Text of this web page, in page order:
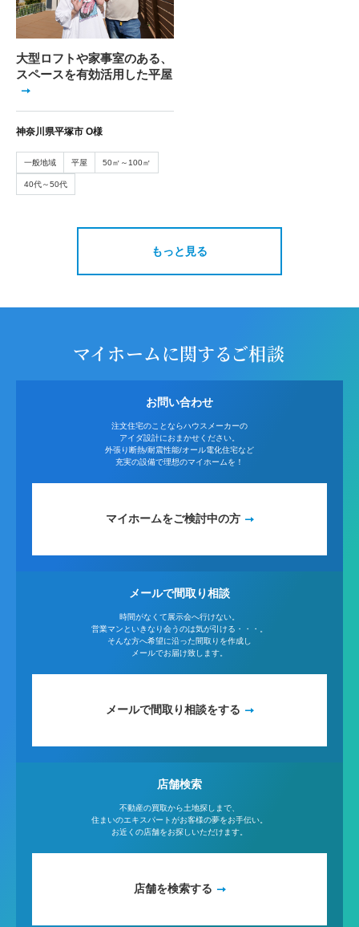
大型ロフトや家事室のある、
スペースを有効活用した平屋
神奈川県平塚市 O様
一般地域 平屋 50㎡～100㎡
40代～50代
もっと見る
マイホームに関するご相談
お問い合わせ
注文住宅のことならハウスメーカーの
アイダ設計におまかせください。
外張り断熱/耐震性能/オール電化住宅など
充実の設備で理想のマイホームを！
マイホームをご検討中の方
メールで間取り相談
時間がなくて展示会へ行けない。
営業マンといきなり会うのは気が引ける・・・。
そんな方へ希望に沿った間取りを作成し
メールでお届け致します。
メールで間取り相談をする
店舗検索
不動産の買取から土地探しまで、
住まいのエキスパートがお客様の夢をお手伝い。
お近くの店舗をお探しいただけます。
店舗を検索する